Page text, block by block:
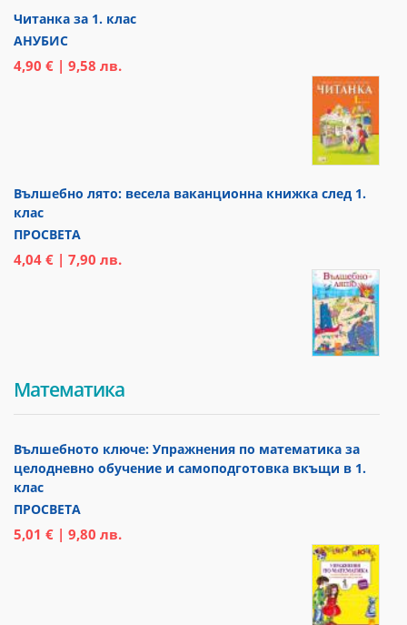
Читанка за 1. клас
АНУБИС
4,90 € | 9,58 лв.
Вълшебно лято: весела ваканционна книжка след 1.
клас
ПРОСВЕТА
4,04 € | 7,90 лв.
Математика
Вълшебното ключе: Упражнения по математика за
целодневно обучение и самоподготовка вкъщи в 1.
клас
ПРОСВЕТА
5,01 € | 9,80 лв.